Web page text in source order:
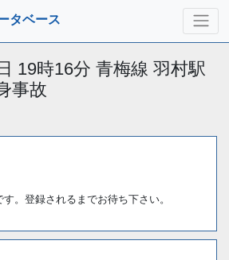
タベース
19時16分 青梅線 羽村駅
事故
。登録されるまでお待ち下さい。